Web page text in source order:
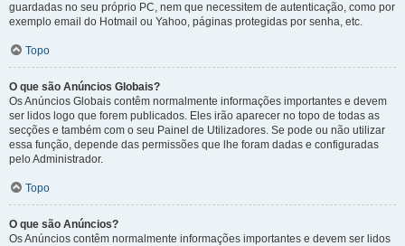
guardadas no seu próprio PC, nem que necessitem de autenticação, como por
exemplo email do Hotmail ou Yahoo, páginas protegidas por senha, etc.
Topo
O que são Anúncios Globais?
Os Anúncios Globais contêm normalmente informações importantes e devem
ser lidos logo que forem publicados. Eles irão aparecer no topo de todas as
secções e também com o seu Painel de Utilizadores. Se pode ou não utilizar
essa função, depende das permissões que lhe foram dadas e configuradas
pelo Administrador.
Topo
O que são Anúncios?
Os Anúncios contêm normalmente informações importantes e devem ser lidos